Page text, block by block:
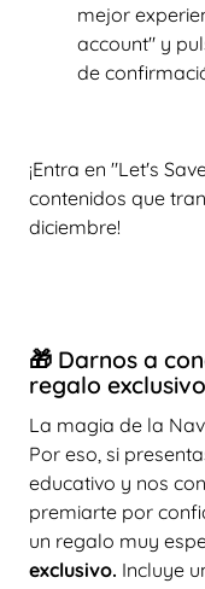
mejor
account" y
de
¡Entra en "Let's
contenidos que
diciembre!
🎁 Darnos a
regalo
La magia de la
Por eso, si
educativo y nos
premiarte por
un regalo muy
exclusivo. Incluye